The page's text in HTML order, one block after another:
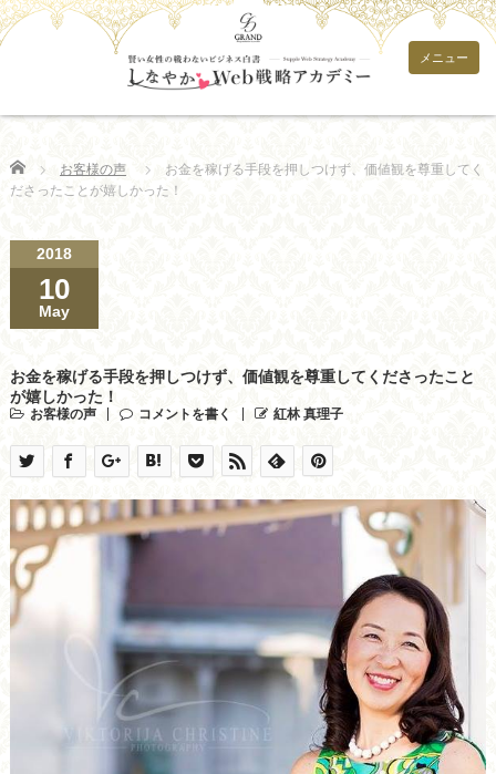
メニュー
Home お客様の声
お金を稼げる手段を押しつけず、価値観を尊重してく
ださったことが嬉しかった！
2018
10
May
お金を稼げる手段を押しつけず、価値観を尊重してくださったこと
が嬉しかった！
お客様の声 コメントを書く 紅林 真理子